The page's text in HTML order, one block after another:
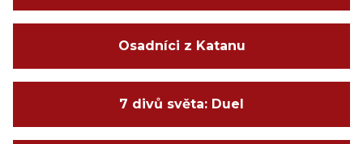
Osadníci z Katanu
7 divů světa: Duel